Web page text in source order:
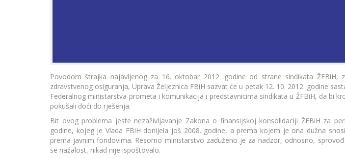
Povodom štrajka najavljenog za 16. oktobar 2012. godine od strane sindikata ŽFBiH,
zdravstvenog osiguranja, Uprava Željeznica FBiH sazvat će u petak 12. 10. 2012. godine
Federalnog ministarstva prometa i komunikacija i predstavnicima sindikata u ŽFBiH, da bi
pokušali doći do rješenja.
Bit ovog problema jeste nezaživljavanje Zakona o finansijskoj konsolidaciji ŽFBiH za
godine, kojeg je Vlada FBiH donijela još 2008. godine, a prema kojem je ona dužna
prema javnim fondovima. Resorno ministarstvo zaduženo je za nadzor, odnosno,
se nažalost, nikad nije ispoštovalo.